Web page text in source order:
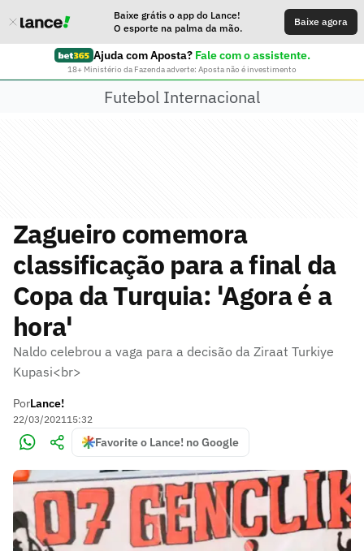
Baixe grátis o app do Lance!
O esporte na palma da mão.
Baixe agora
Ajuda com Aposta? Fale com o assistente.
18+ Ministério da Fazenda adverte: Aposta não é investimento
Futebol Internacional
Zagueiro comemora
classificação para a final da
Copa da Turquia: 'Agora é a
hora'
Naldo celebrou a vaga para a decisão da Ziraat Turkiye
Kupasi<br>
PorLance!
22/03/202115:32
Favorite o Lance! no Google